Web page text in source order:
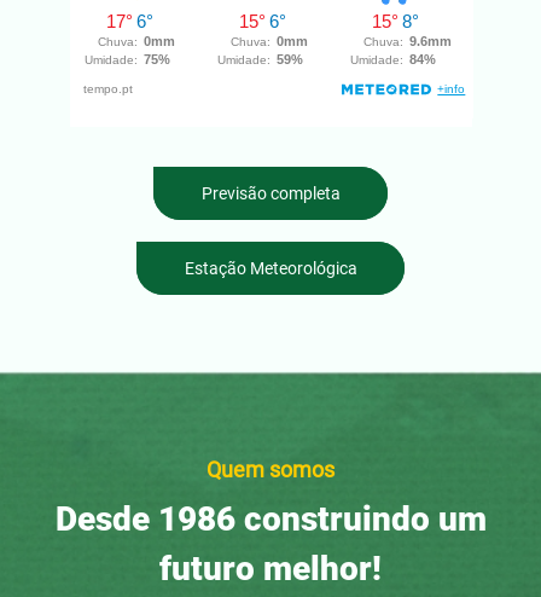
Previsão completa
Estação Meteorológica
Quem somos
Desde 1986 construindo um
futuro melhor!